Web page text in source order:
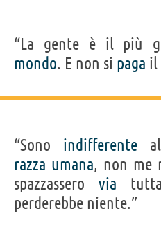
“La gente è il più
mondo. E non si paga il
“Sono indifferente
razza umana, non me
spazzassero via
perderebbe niente.”